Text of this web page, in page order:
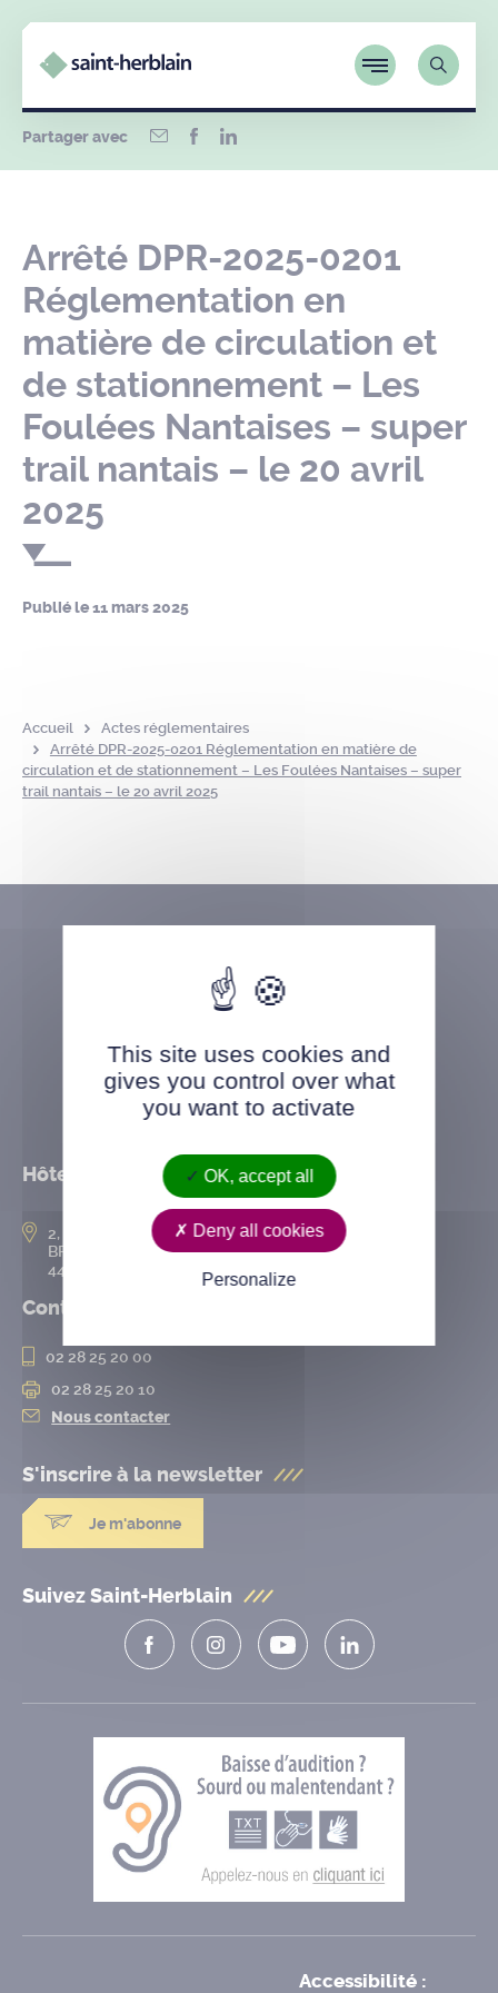
Partager avec
Arrêté DPR-2025-0201
Réglementation en
matière de circulation et
de stationnement – Les
Foulées Nantaises – super
trail nantais – le 20 avril
2025
Publié le11 mars 2025
Accueil
Actes réglementaires
Arrêté DPR-2025-0201 Réglementation en matière de
circulation et de stationnement – Les Foulées Nantaises – super
trail nantais – le 20 avril 2025
Hôtel de ville
2, rue de l’Hôtel-de-Ville
BP 50167
44802 Saint-Herblain cedex
Contact
02 28 25 20 00
02 28 25 20 10
Nous contacter
S'inscrire à la newsletter
Je m'abonne
Suivez Saint-Herblain
Accessibilité :
This site uses cookies and
gives you control over what
you want to activate
OK, accept all
Deny all cookies
Personalize